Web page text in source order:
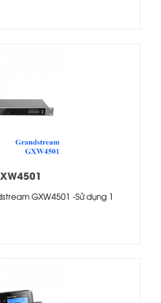
GXW4501 -Sử dụng 1